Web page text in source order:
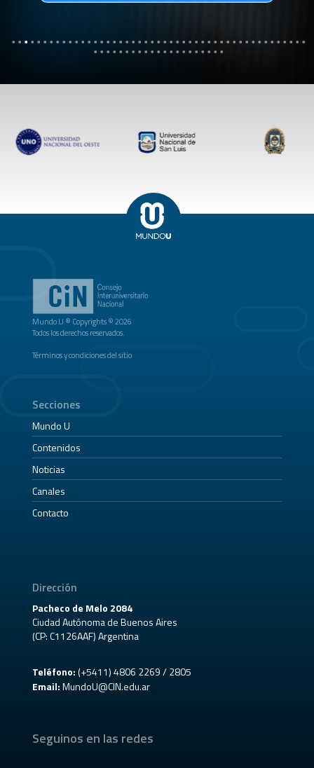
Mundo U ® Copyrights © 2026
Todos los derechos reservados.
Términos y condiciones del sitio
Secciones
Mundo U
Contenidos
Noticias
Canales
Contacto
Dirección
Pacheco de Melo 2084
Ciudad Autónoma de Buenos Aires
(CP: C1126AAF) Argentina
Teléfono:(+5411) 4806 2269 / 2805
Email: MundoU@CIN.edu.ar
Seguinos en las redes